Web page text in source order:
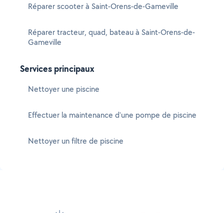
Réparer scooter à Saint-Orens-de-Gameville
Réparer tracteur, quad, bateau à Saint-Orens-de-
Gameville
Services principaux
Nettoyer une piscine
Effectuer la maintenance d'une pompe de piscine
Nettoyer un filtre de piscine